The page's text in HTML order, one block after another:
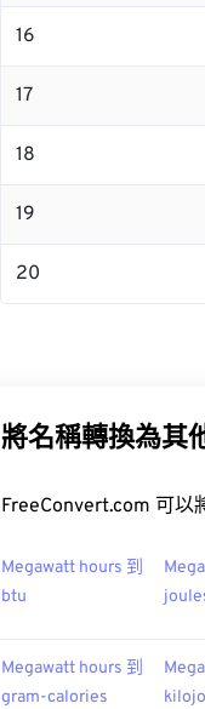
16
17
18
19
20
將名稱轉換為其
FreeConvert.com 可以
Megawatt hours 到
btu
Megawatt hours 到
gram-calories